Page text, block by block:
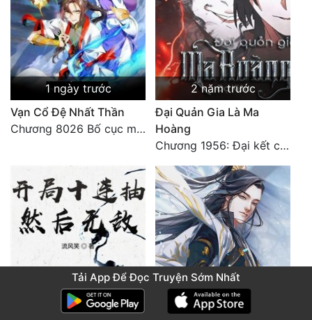
1 ngày trước
Vạn Cổ Đệ Nhất Thần
Chương 8026 Bố cục mới
2 năm trước
Đại Quản Gia Là Ma
Hoàng
Chương 1956: Đại kết cục
Tải App Để Đọc Truyện Sớm Nhất